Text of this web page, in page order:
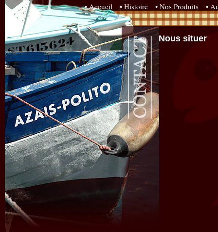
• Accueil • Histoire • Nos Produits •
Nous situer